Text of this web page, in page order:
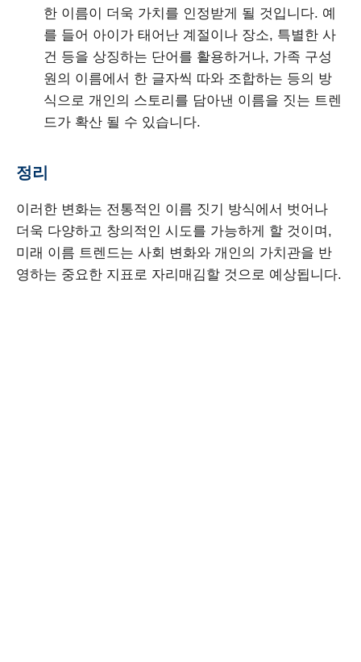
한 이름이 더욱 가치를 인정받게 될 것입니다. 예
를 들어 아이가 태어난 계절이나 장소, 특별한 사
건 등을 상징하는 단어를 활용하거나, 가족 구성
원의 이름에서 한 글자씩 따와 조합하는 등의 방
식으로 개인의 스토리를 담아낸 이름을 짓는 트렌
드가 확산 될 수 있습니다.
정리
이러한 변화는 전통적인 이름 짓기 방식에서 벗어나
더욱 다양하고 창의적인 시도를 가능하게 할 것이며,
미래 이름 트렌드는 사회 변화와 개인의 가치관을 반
영하는 중요한 지표로 자리매김할 것으로 예상됩니다.